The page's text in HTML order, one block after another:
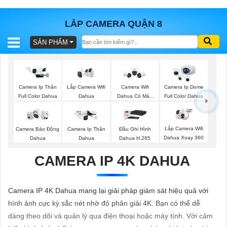
LẮP CAMERA QUẬN 8
BÁO
TRỌN
GÓI
SẢN
TƯ
VẤN
LẮP
SẢN PHẨM
Camera Ip Thân
Full Color Dahua
Lắp Camera Wifi
Dahua
Camera Wifi
Dahua Có Màu
Camera Ip Dome
Full Color Dahua
Camera Báo Động
Dahua
Camera Ip Thân
Dahua
Đầu Ghi Hình
Dahua H.265
Lắp Camera Wifi
Dahua Xoay 360
CAMERA IP 4K DAHUA
Camera IP 4K Dahua mang lại giải pháp giám sát hiệu quả với
hình ảnh cực kỳ sắc nét nhờ độ phân giải 4K. Bạn có thể dễ
dàng theo dõi và quản lý qua điện thoại hoặc máy tính. Với cảm